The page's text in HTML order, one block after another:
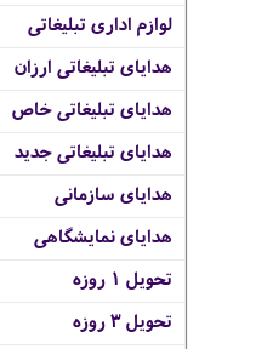
لوازم اداری تبلیغاتی
هدایای تبلیغاتی ارزان
هدایای تبلیغاتی خاص
هدایای تبلیغاتی جدید
هدایای سازمانی
هدایای نمایشگاهی
تحویل 1 روزه
تحویل 3 روزه